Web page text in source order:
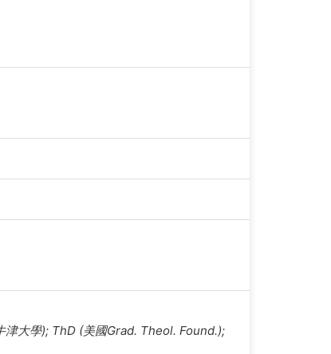
大學); ThD (美國Grad. Theol. Found.);